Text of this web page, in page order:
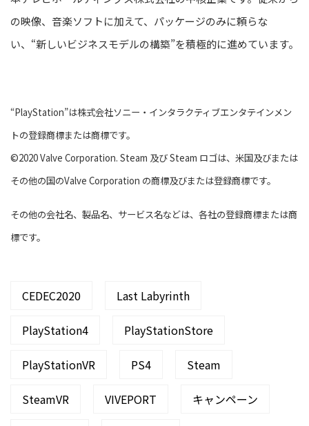
の映像、音楽ソフトに加えて、パッケージのみに頼らな
い、“新しいビジネスモデルの構築”を積極的に進めています。
“PlayStation”は株式会社ソニー・インタラクティブエンタテインメン
トの登録商標または商標です。
©2020 Valve Corporation. Steam 及び Steam ロゴは、米国及びまたは
その他の国のValve Corporation の商標及びまたは登録商標です。
その他の会社名、製品名、サービス名などは、各社の登録商標または商
標です。
CEDEC2020 Last Labyrinth
PlayStation4 PlayStationStore
PlayStationVR PS4 Steam
SteamVR VIVEPORT キャンペーン